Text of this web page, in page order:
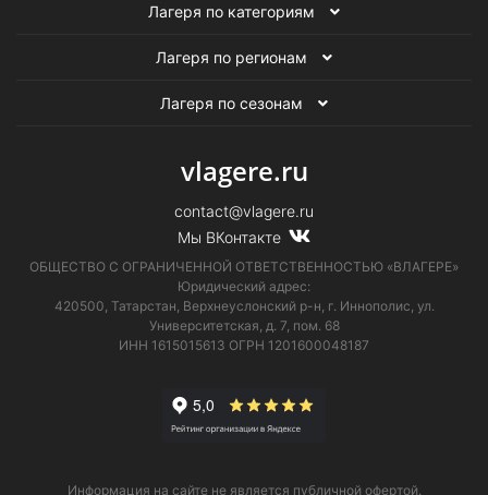
Лагеря по категориям
Лагеря по регионам
Лагеря по сезонам
vlagere.ru
contact@vlagere.ru
Мы ВКонтакте
ОБЩЕСТВО С ОГРАНИЧЕННОЙ ОТВЕТСТВЕННОСТЬЮ «ВЛАГЕРЕ»
Юридический адрес:
420500, Татарстан, Верхнеуслонский р-н, г. Иннополис, ул.
Университетская, д. 7, пом. 68
ИНН 1615015613 ОГРН 1201600048187
Информация на сайте не является публичной офертой.